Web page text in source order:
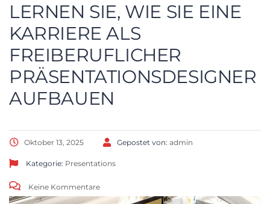
LERNEN SIE, WIE SIE EINE
KARRIERE ALS
FREIBERUFLICHER
PRÄSENTATIONSDESIGNER
AUFBAUEN
Oktober 13, 2025 Gepostet von: admin
Kategorie: Presentations
Keine Kommentare